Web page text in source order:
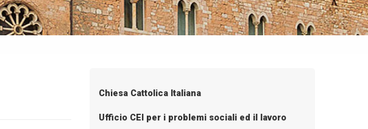
Chiesa Cattolica Italiana
Ufficio CEI per i problemi sociali ed il lavoro